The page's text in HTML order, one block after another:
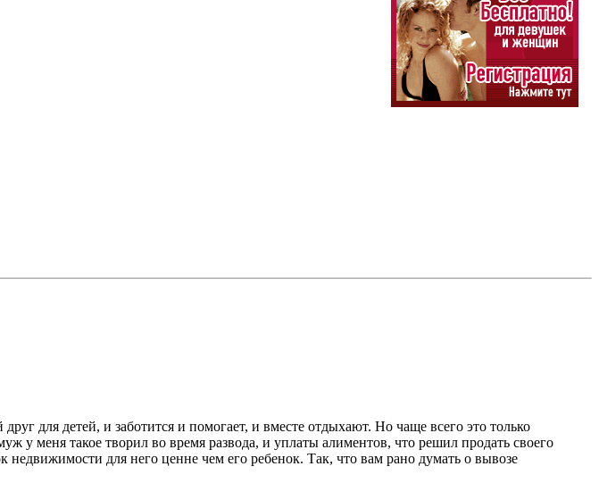
для детей, и заботится и помогает, и вместе отдыхают. Но чаще всего это только
у меня такое творил во время развода, и уплаты алиментов, что решил продать своего
для него ценне чем его ребенок. Так, что вам рано думать о вывозе